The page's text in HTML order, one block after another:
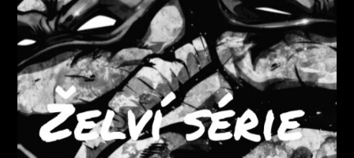
VLÁDNE
PŘÍRODĚ
A
ZÍSKÁVÁ
NA
POPULARITĚ